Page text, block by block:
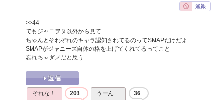
>>44
でもジャニヲタ以外から見て
ちゃんとそれぞれのキャラ認知されてるのってSMAPだけだよ
SMAPがジャニーズ自体の格を上げてくれてるってこと
忘れちゃダメだと思う
それな！ 203 うーん… 36